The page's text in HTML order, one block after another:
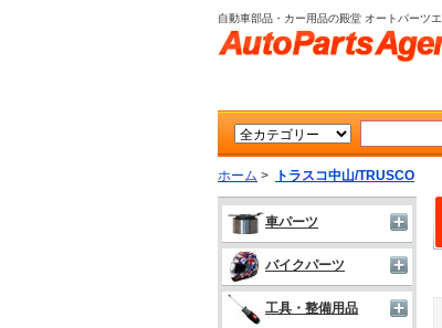
自動車部品・カー用品の殿堂 オートパーツ
ホーム > トラスコ中山/TRUSCO
車パーツ
バイクパーツ
工具・整備用品